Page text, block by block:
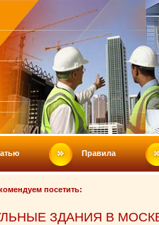
Правила
посетить:
ЗДАНИЯ В